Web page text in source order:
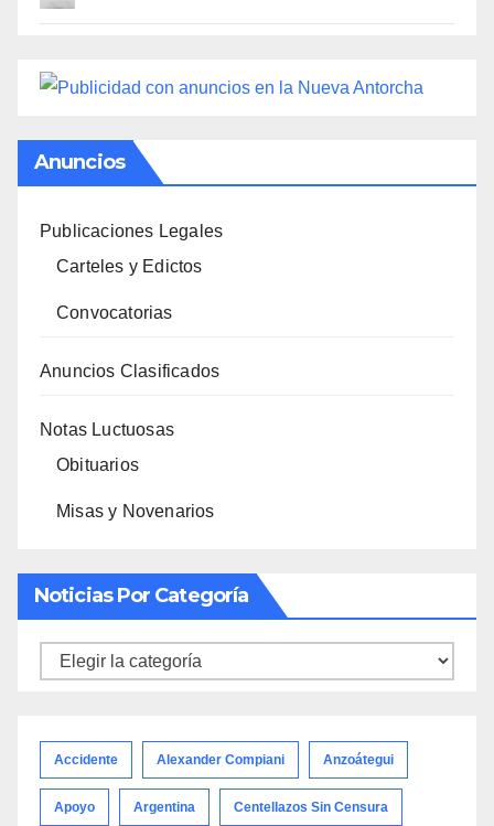
Anuncios
Publicaciones Legales
Carteles y Edictos
Convocatorias
Anuncios Clasificados
Notas Luctuosas
Obituarios
Misas y Novenarios
Noticias Por Categoría
Noticias
Accidente Alexander Compiani Anzoátegui
Apoyo Argentina Centellazos Sin Censura